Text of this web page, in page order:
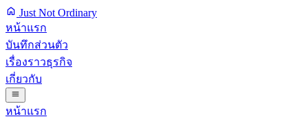
Just Not Ordinary
หน้าแรก
บันทึกส่วนตัว
เรื่องราวธุรกิจ
เกี่ยวกับ
หน้าแรก